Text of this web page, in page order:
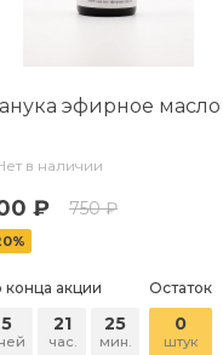
эфирное масло
в наличии
₽ 750 ₽
конца акции
5 21
час.
25
мин.
Остаток
0
штук